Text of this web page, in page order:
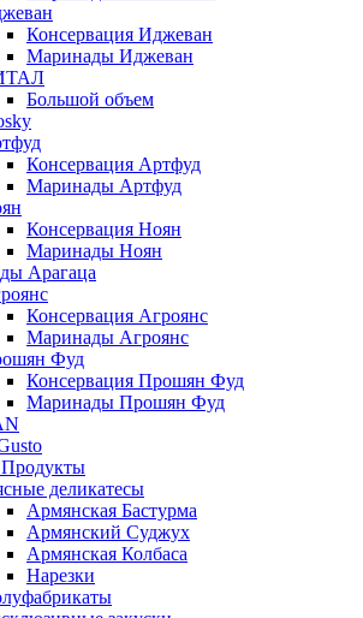
Консервация Иджеван
Маринады Иджеван
Большой объем
Консервация Артфуд
Маринады Артфуд
Консервация Ноян
Маринады Ноян
Арагаца
Консервация Агроянс
Маринады Агроянс
Фуд
Консервация Прошян Фуд
Маринады Прошян Фуд
деликатесы
Армянская Бастурма
Армянский Суджух
Армянская Колбаса
Нарезки